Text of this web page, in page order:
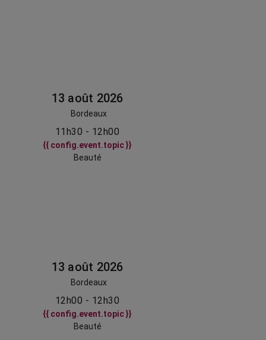
13 août 2026
Bordeaux
11h30 - 12h00
{{ config.event.topic }}
Beauté
13 août 2026
Bordeaux
12h00 - 12h30
{{ config.event.topic }}
Beauté